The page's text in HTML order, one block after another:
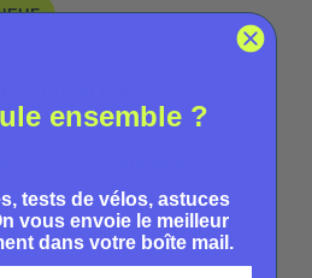
des personnes entre
ensemble ?
tests de vélos, astuces
vous envoie le meilleur
dans votre boîte mail.